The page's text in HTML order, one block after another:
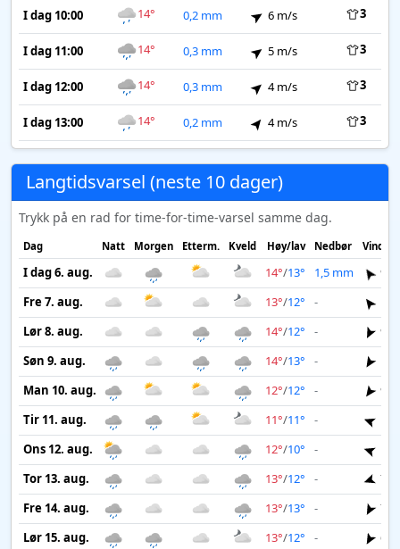
I dag 10:00 14° 0,2 mm 6 m/s 3
I dag 11:00 14° 0,3 mm 5 m/s 3
I dag 12:00 14° 0,3 mm 4 m/s 3
I dag 13:00 14° 0,2 mm 4 m/s 3
Langtidsvarsel (neste 10 dager)
Trykk på en rad for time-for-time-varsel samme dag.
Dag Natt Morgen Etterm. Kveld Høy/lav Nedbør Vind
I dag 6. aug. 14°/13° 1,5 mm
9
Fre 7. aug.
13°/12° -
Lør 8. aug.
14°/12° -
9
Søn 9. aug.
14°/13° -
Man 10. aug.
12°/12° -
9
Tir 11. aug.
11°/11° -
Ons 12. aug.
12°/10° -
Tor 13. aug.
13°/12° -
7
Fre 14. aug.
13°/13° -
7
Lør 15. aug.
13°/12° - 6